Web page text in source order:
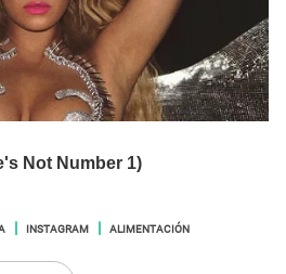
INSTAGRAM ALIMENTACIÓN